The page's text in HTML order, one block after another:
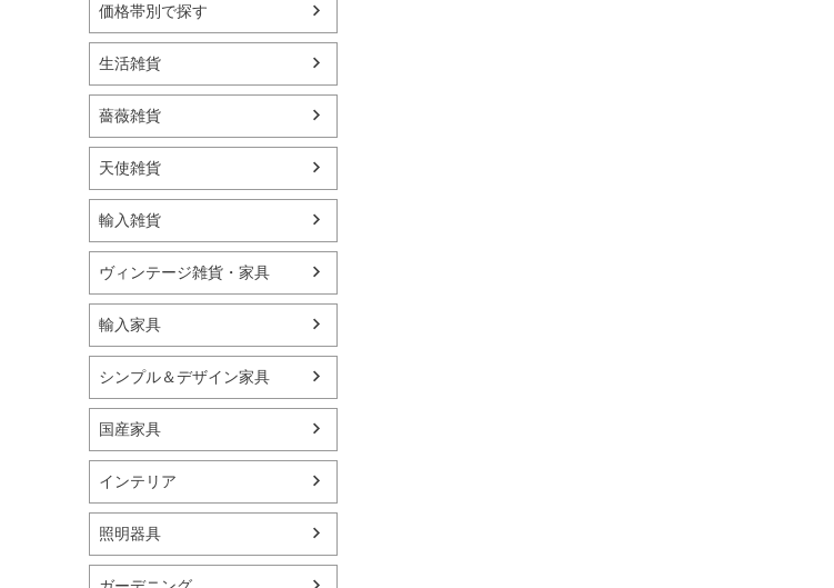
価格帯別で探す
生活雑貨
薔薇雑貨
天使雑貨
輸入雑貨
ヴィンテージ雑貨・家具
輸入家具
シンプル＆デザイン家具
国産家具
インテリア
照明器具